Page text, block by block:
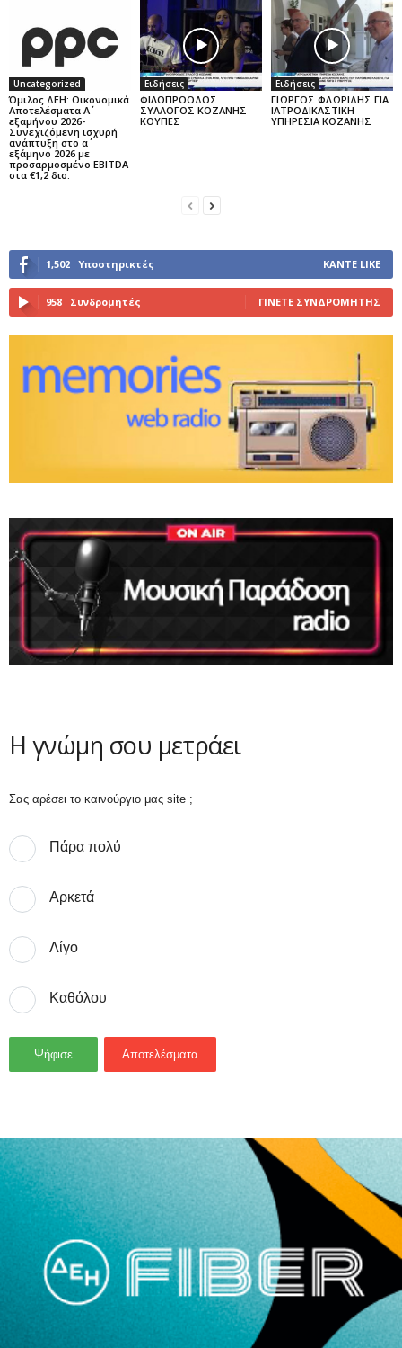
Uncategorized
Όμιλος ΔΕΗ: Οικονομικά
Αποτελέσματα Α΄
εξαμήνου 2026-
Συνεχιζόμενη ισχυρή
ανάπτυξη στο α΄
εξάμηνο 2026 με
προσαρμοσμένο EBITDA
στα €1,2 δισ.
Ειδήσεις
ΦΙΛΟΠΡΟΟΔΟΣ
ΣΥΛΛΟΓΟΣ ΚΟΖΑΝΗΣ
ΚΟΥΠΕΣ
Ειδήσεις
ΓΙΩΡΓΟΣ ΦΛΩΡΙΔΗΣ ΓΙΑ
ΙΑΤΡΟΔΙΚΑΣΤΙΚΗ
ΥΠΗΡΕΣΙΑ ΚΟΖΑΝΗΣ
1,502 Υποστηρικτές ΚΆΝΤΕ LIKE
958 Συνδρομητές ΓΊΝΕΤΕ ΣΥΝΔΡΟΜΗΤΉΣ
Η γνώμη σου μετράει
Σας αρέσει το καινούργιο μας site ;
Πάρα πολύ
Αρκετά
Λίγο
Καθόλου
Ψήφισε Αποτελέσματα
- Advertisement -